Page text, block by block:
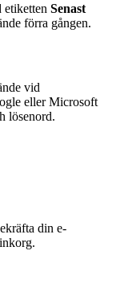
etiketten Senast
förra gången.
vid
eller Microsoft
lösenord.
din e-